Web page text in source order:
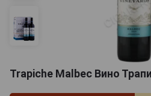
Trapiche Malbec Вино